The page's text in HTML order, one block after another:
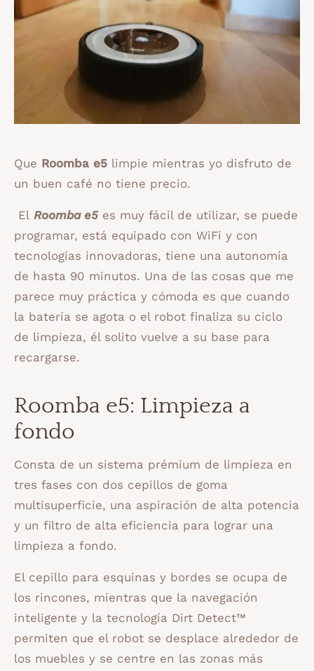
Que Roomba e5 limpie mientras yo disfruto de
un buen café no tiene precio.
El Roomba e5es muy fácil de utilizar, se puede
programar, está equipado con WiFi y con
tecnologías innovadoras, tiene una autonomía
de hasta 90 minutos. Una de las cosas que me
parece muy práctica y cómoda es que cuando
la batería se agota o el robot finaliza su ciclo
de limpieza, él solito vuelve a su base para
recargarse.
Roomba e5: Limpieza a
fondo
Consta de un sistema prémium de limpieza en
tres fases con dos cepillos de goma
multisuperficie, una aspiración de alta potencia
y un filtro de alta eficiencia para lograr una
limpieza a fondo.
El cepillo para esquinas y bordes se ocupa de
los rincones, mientras que la navegación
inteligente y la tecnología Dirt Detect™
permiten que el robot se desplace alrededor de
los muebles y se centre en las zonas más